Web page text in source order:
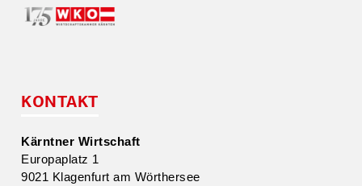
KONTAKT
Kärntner Wirtschaft
Europa­platz 1
9021 Klagenfurt am Wörthersee